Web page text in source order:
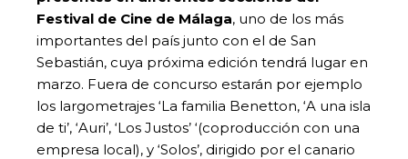
Festival de Cine de Málaga, uno de los más
importantes del país junto con el de San
Sebastián, cuya próxima edición tendrá lugar en
marzo. Fuera de concurso estarán por ejemplo
los largometrajes ‘La familia Benetton, ‘A una isla
de ti’, ‘Auri’, ‘Los Justos’ ‘(coproducción con una
empresa local), y ‘Solos’, dirigido por el canario